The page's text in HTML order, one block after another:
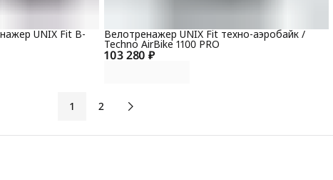
UNIX Fit B-
103 280 ₽
Велотренажер UNIX Fit техно-аэробайк /
Techno AirBike 1100 PRO
1 2